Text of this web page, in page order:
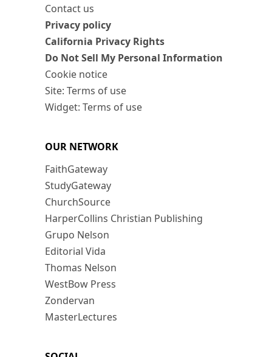
Contact us
Privacy policy
California Privacy Rights
Do Not Sell My Personal Information
Cookie notice
Site: Terms of use
Widget: Terms of use
OUR NETWORK
FaithGateway
StudyGateway
ChurchSource
HarperCollins Christian Publishing
Grupo Nelson
Editorial Vida
Thomas Nelson
WestBow Press
Zondervan
MasterLectures